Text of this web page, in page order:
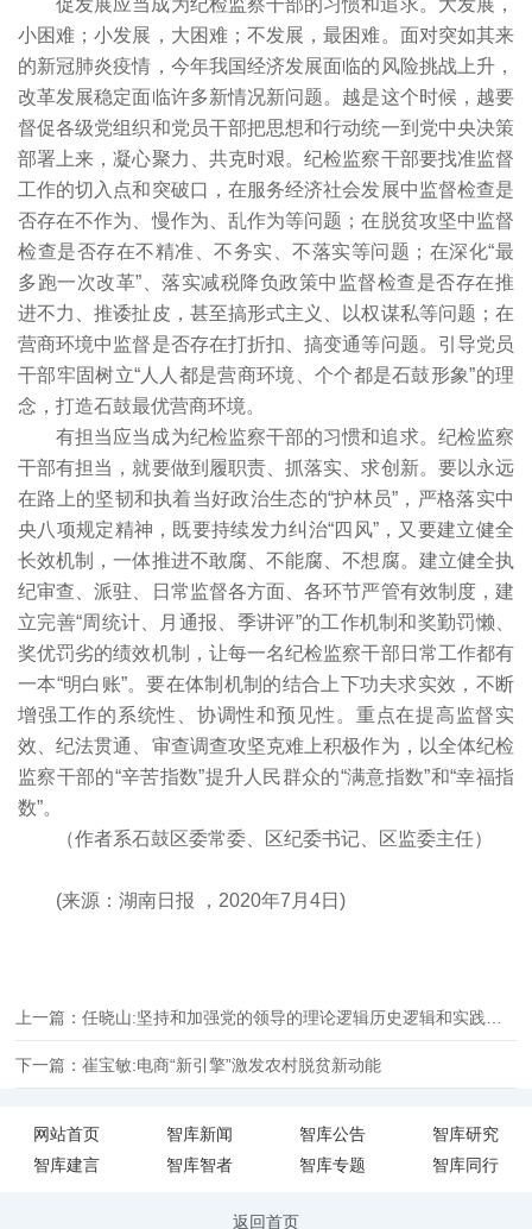
促发展应当成为纪检监察干部的习惯和追求。大发展，
小困难；小发展，大困难；不发展，最困难。面对突如其来
的新冠肺炎疫情，今年我国经济发展面临的风险挑战上升，
改革发展稳定面临许多新情况新问题。越是这个时候，越要
督促各级党组织和党员干部把思想和行动统一到党中央决策
部署上来，凝心聚力、共克时艰。纪检监察干部要找准监督
工作的切入点和突破口，在服务经济社会发展中监督检查是
否存在不作为、慢作为、乱作为等问题；在脱贫攻坚中监督
检查是否存在不精准、不务实、不落实等问题；在深化“最
多跑一次改革”、落实减税降负政策中监督检查是否存在推
进不力、推诿扯皮，甚至搞形式主义、以权谋私等问题；在
营商环境中监督是否存在打折扣、搞变通等问题。引导党员
干部牢固树立“人人都是营商环境、个个都是石鼓形象”的理
念，打造石鼓最优营商环境。
有担当应当成为纪检监察干部的习惯和追求。纪检监察
干部有担当，就要做到履职责、抓落实、求创新。要以永远
在路上的坚韧和执着当好政治生态的“护林员”，严格落实中
央八项规定精神，既要持续发力纠治“四风”，又要建立健全
长效机制，一体推进不敢腐、不能腐、不想腐。建立健全执
纪审查、派驻、日常监督各方面、各环节严管有效制度，建
立完善“周统计、月通报、季讲评”的工作机制和奖勤罚懒、
奖优罚劣的绩效机制，让每一名纪检监察干部日常工作都有
一本“明白账”。要在体制机制的结合上下功夫求实效，不断
增强工作的系统性、协调性和预见性。重点在提高监督实
效、纪法贯通、审查调查攻坚克难上积极作为，以全体纪检
监察干部的“辛苦指数”提升人民群众的“满意指数”和“幸福指
数”。
（作者系石鼓区委常委、区纪委书记、区监委主任）
(来源：湖南日报 ，2020年7月4日)
上一篇：任晓山:坚持和加强党的领导的理论逻辑历史逻辑和实践逻辑
下一篇：崔宝敏:电商“新引擎”激发农村脱贫新动能
网站首页 智库新闻 智库公告
智库研究
智库建言
智库智者 智库专题 智库同行
返回首页